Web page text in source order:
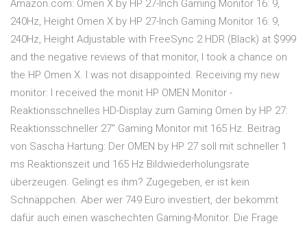
Amazon.com: Omen X by HP 27-Inch Gaming Monitor 16: 9,
240Hz, Height Omen X by HP 27-Inch Gaming Monitor 16: 9,
240Hz, Height Adjustable with FreeSync 2 HDR (Black) at $999
and the negative reviews of that monitor, I took a chance on
the HP Omen X. I was not disappointed. Receiving my new
monitor: I received the monit HP OMEN Monitor -
Reaktionsschnelles HD-Display zum Gaming Omen by HP 27:
Reaktionsschneller 27'' Gaming Monitor mit 165 Hz. Beitrag
von Sascha Hartung: Der OMEN by HP 27 soll mit schneller 1
ms Reaktionszeit und 165 Hz Bildwiederholungsrate
überzeugen. Gelingt es ihm? Zugegeben, er ist kein
Schnäppchen. Aber wer 749 Euro investiert, der bekommt
dafür auch einen waschechten Gaming-Monitor. Die Frage